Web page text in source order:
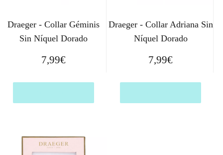
Draeger - Collar Géminis
Sin Níquel Dorado
7,99€
Draeger - Collar Adriana Sin
Níquel Dorado
7,99€